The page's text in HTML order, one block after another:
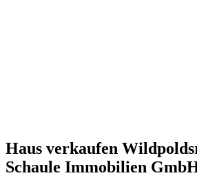
Haus verkaufen
Schaule Immobilien